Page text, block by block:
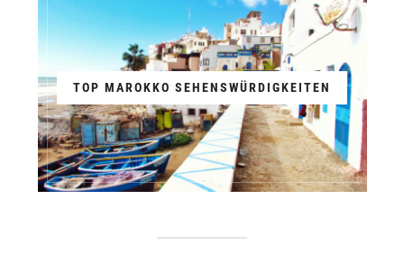
TOP MAROKKO SEHENSWÜRDIGKEITEN